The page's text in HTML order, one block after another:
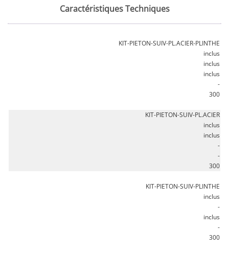
Caractéristiques Techniques
KIT-PIETON-SUIV-PL.ACIER-PLINTHE
inclus
inclus
inclus
-
300
KIT-PIETON-SUIV-PL.ACIER
inclus
inclus
-
-
300
KIT-PIETON-SUIV-PLINTHE
inclus
-
inclus
-
300